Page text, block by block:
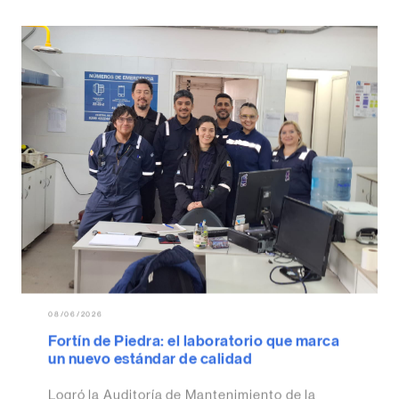
Fortín de Piedra: el laboratorio que marca
un nuevo estándar de calidad
Logró la Auditoría de Mantenimiento de la